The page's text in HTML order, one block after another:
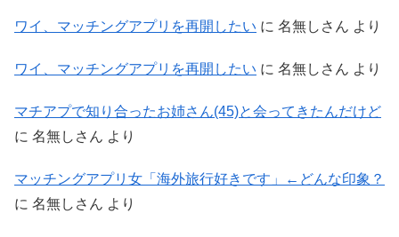
ワイ、マッチングアプリを再開したい に 名無しさん より
ワイ、マッチングアプリを再開したい に 名無しさん より
マチアプで知り合ったお姉さん(45)と会ってきたんだけど
に 名無しさん より
マッチングアプリ女「海外旅行好きです」←どんな印象？
に 名無しさん より